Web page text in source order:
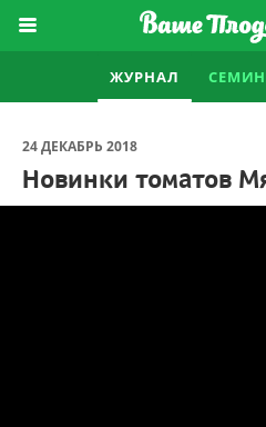
ЖУРНАЛ
24 ДЕКАБРЬ 2018
Новинки томатов